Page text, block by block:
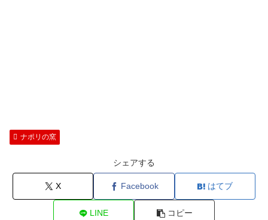
ナポリの窯
シェアする
X Facebook はてブ
LINE コピー